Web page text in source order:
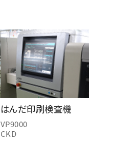
はんだ印刷検査機
VP9000
CKD